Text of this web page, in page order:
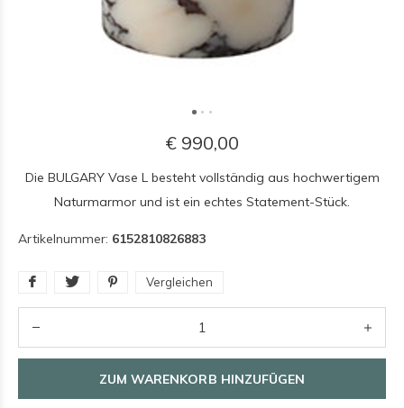
€ 990,00
Die BULGARY Vase L besteht vollständig aus hochwertigem
Naturmarmor und ist ein echtes Statement-Stück.
Artikelnummer: 6152810826883
Vergleichen
ZUM WARENKORB HINZUFÜGEN